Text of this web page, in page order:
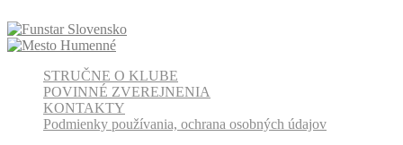
STRUČNE O KLUBE
POVINNÉ ZVEREJNENIA
KONTAKTY
Podmienky používania, ochrana osobných údajov